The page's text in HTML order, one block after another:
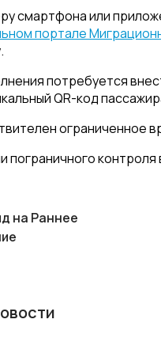
смартфона или
портале
потребуется
QR-код
ограниченное
пограничного
на Раннее